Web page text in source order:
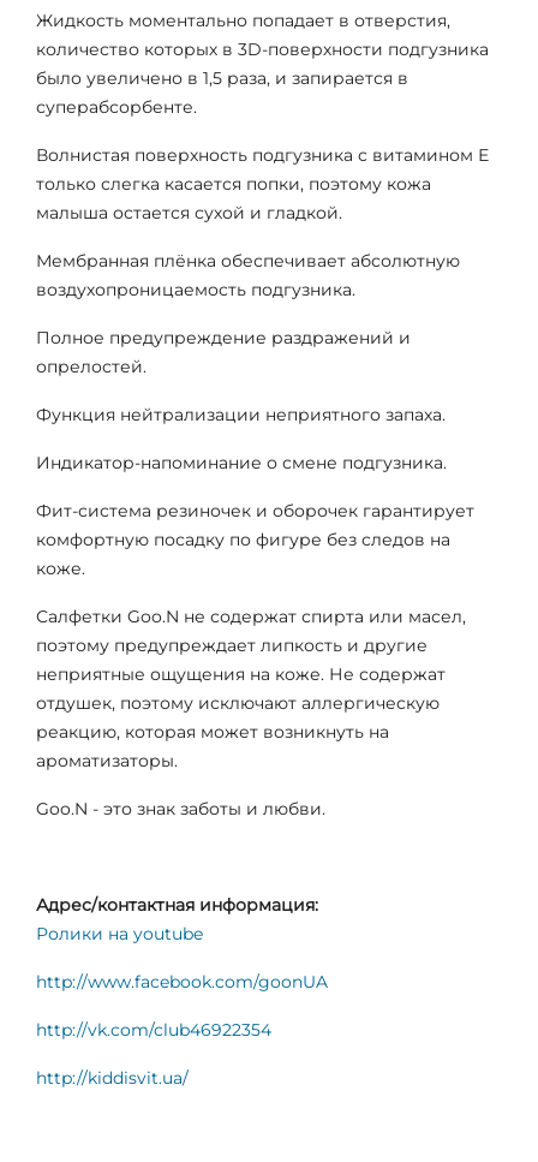
Жидкость моментально попадает в отверстия,
количество которых в 3D-поверхности подгузника
было увеличено в 1,5 раза, и запирается в
суперабсорбенте.
Волнистая поверхность подгузника с витамином Е
только слегка касается попки, поэтому кожа
малыша остается сухой и гладкой.
Мембранная плёнка обеспечивает абсолютную
воздухопроницаемость подгузника.
Полное предупреждение раздражений и
опрелостей.
Функция нейтрализации неприятного запаха.
Индикатор-напоминание о смене подгузника.
Фит-система резиночек и оборочек гарантирует
комфортную посадку по фигуре без следов на
коже.
Салфетки Goo.N не содержат спирта или масел,
поэтому предупреждает липкость и другие
неприятные ощущения на коже. Не содержат
отдушек, поэтому исключают аллергическую
реакцию, которая может возникнуть на
ароматизаторы.
Goo.N - это знак заботы и любви.
Адрес/контактная информация:
Ролики на youtube
http://www.facebook.com/goonUA
http://vk.com/club46922354
http://kiddisvit.ua/